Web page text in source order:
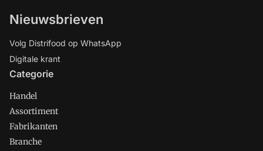
Nieuwsbrieven
Volg Distrifood op WhatsApp
Digitale krant
Categorie
Handel
Assortiment
Fabrikanten
Branche